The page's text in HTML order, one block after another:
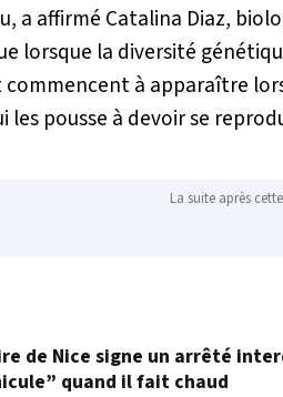
, a affirmé Catalina Diaz,
lorsque la diversité
à apparaître
les pousse à devoir se
La suite après
de Nice signe un arrêté
quand il fait chaud